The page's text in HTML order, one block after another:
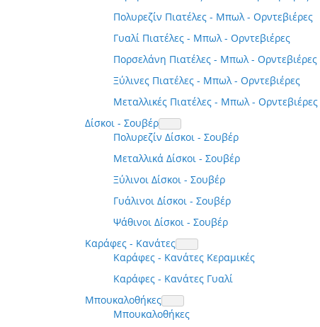
Πολυρεζίν Πιατέλες - Μπωλ - Ορντεβιέρες
Γυαλί Πιατέλες - Μπωλ - Ορντεβιέρες
Πορσελάνη Πιατέλες - Μπωλ - Ορντεβιέρες
Ξύλινες Πιατέλες - Μπωλ - Ορντεβιέρες
Μεταλλικές Πιατέλες - Μπωλ - Ορντεβιέρες
Δίσκοι - Σουβέρ
Πολυρεζίν Δίσκοι - Σουβέρ
Μεταλλικά Δίσκοι - Σουβέρ
Ξύλινοι Δίσκοι - Σουβέρ
Γυάλινοι Δίσκοι - Σουβέρ
Ψάθινοι Δίσκοι - Σουβέρ
Καράφες - Κανάτες
Καράφες - Κανάτες Κεραμικές
Καράφες - Κανάτες Γυαλί
Μπουκαλοθήκες
Μπουκαλοθήκες